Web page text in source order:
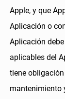
Apple, y que
Aplicación o
Aplicación
aplicables del
tiene
mantenimiento